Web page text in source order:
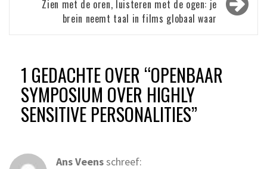
Zien met de oren, luisteren met de ogen: je
brein neemt taal in films globaal waar
1 GEDACHTE OVER “OPENBAAR
SYMPOSIUM OVER HIGHLY
SENSITIVE PERSONALITIES”
Ans Veensschreef: